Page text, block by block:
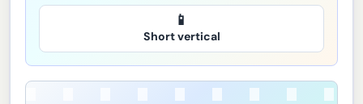
📱
Short vertical